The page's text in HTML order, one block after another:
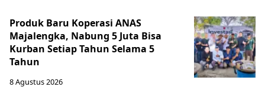
Produk Baru Koperasi ANAS
Majalengka, Nabung 5 Juta Bisa
Kurban Setiap Tahun Selama 5
Tahun
8 Agustus 2026